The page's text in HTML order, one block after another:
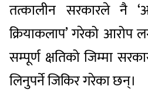
तत्कालीन सरकारले नै
क्रियाकलाप’ गरेको आरोप
सम्पूर्ण क्षतिको जिम्मा
लिनुपर्ने जिकिर गरेका छन्।